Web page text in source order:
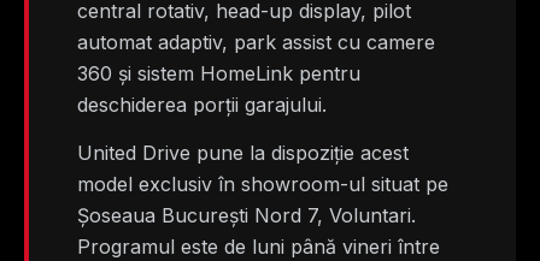
central rotativ, head-up display, pilot
automat adaptiv, park assist cu camere
360 și sistem HomeLink pentru
deschiderea porții garajului.
United Drive pune la dispoziție acest
model exclusiv în showroom-ul situat pe
Șoseaua București Nord 7, Voluntari.
Programul este de luni până vineri între